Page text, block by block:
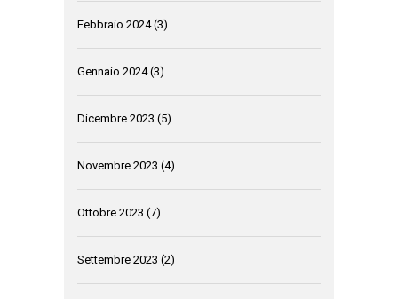
Febbraio 2024(3)
Gennaio 2024(3)
Dicembre 2023 (5)
Novembre 2023 (4)
Ottobre 2023 (7)
Settembre 2023 (2)